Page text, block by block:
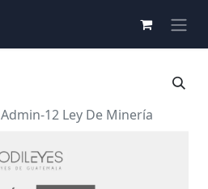
Admin-12 Ley De Minería